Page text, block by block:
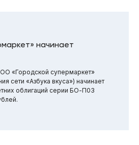
начинает
«Городской супермаркет»
сети «Азбука вкуса») начинает
облигаций серии БО-П03